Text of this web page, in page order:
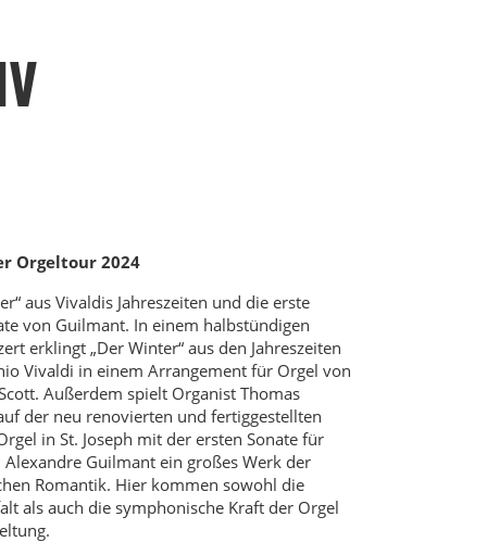
Orgeltour 2024
aus Vivaldis Jahreszeiten und die erste
von Guilmant. In einem halbstündigen
erklingt „Der Winter“ aus den Jahreszeiten
Vivaldi in einem Arrangement für Orgel von
Außerdem spielt Organist Thomas
der neu renovierten und fertiggestellten
in St. Joseph mit der ersten Sonate für
Alexandre Guilmant ein großes Werk der
Romantik. Hier kommen sowohl die
als auch die symphonische Kraft der Orgel